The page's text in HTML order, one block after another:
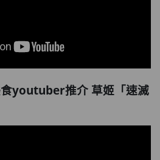
食youtuber推介 草姬「速滅